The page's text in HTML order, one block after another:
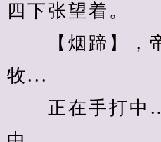
四下张望着。
【烟蹄】，帝
牧...
正在手打中